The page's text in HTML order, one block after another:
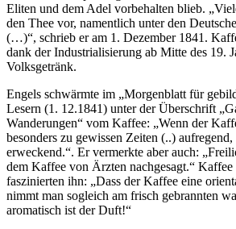
Eliten und dem Adel vorbehalten blieb.
den Thee vor, namentlich unter den
(…)“, schrieb er am 1. Dezember 1841.
dank der Industrialisierung ab Mitte des 19.
Volksgetränk.
Engels schwärmte im „Morgenblatt für
Lesern (1. 12.1841) unter der Überschrift
Wanderungen“ vom Kaffee: „Wenn der
besonders zu gewissen Zeiten (..)
erweckend.“. Er vermerkte aber auch:
dem Kaffee von Ärzten nachgesagt.“
faszinierten ihn: „Dass der Kaffee eine
nimmt man sogleich am frisch gebrannten
aromatisch ist der Duft!“